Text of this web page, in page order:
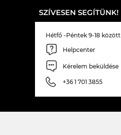
SZÍVESEN SEGÍTÜNK!
Hétfő -Péntek 9-18 között
Helpcenter
Kérelem beküldése
+36 1 701 3855